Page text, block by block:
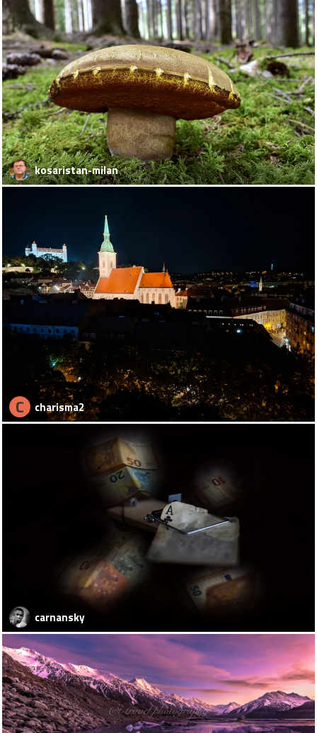
kosaristan-milan
C charisma2
carnansky